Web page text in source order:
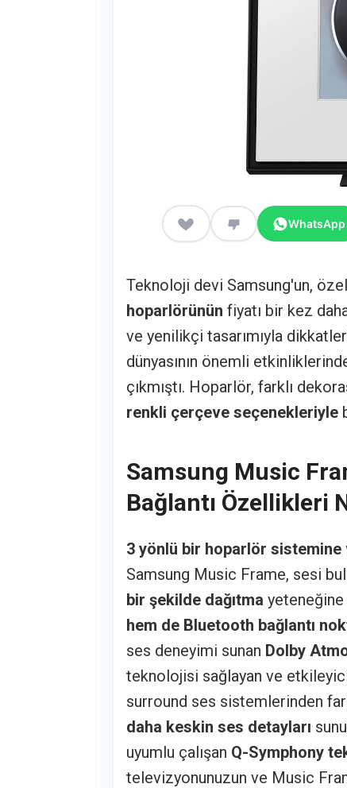
WhatsApp
Teknoloji devi Samsung'un,
hoparlörünün fiyatı bir kez
ve yenilikçi tasarımıyla
dünyasının önemli
çıkmıştı. Hoparlör, farklı
renkli çerçeve seçenekleriyle
Samsung Music
Bağlantı Özellikleri
3 yönlü bir hoparlör sistemine
Samsung Music Frame, sesi
bir şekilde dağıtma yeteneğine
hem de Bluetooth bağlantı
ses deneyimi sunan Dolby
teknolojisi sağlayan ve
surround ses sistemlerinden
daha keskin ses detayları
uyumlu çalışan Q-Symphony
televizyonunuzun ve Music